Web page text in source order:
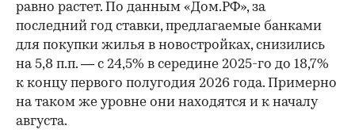
равно растет. По данным «Дом.РФ», за
последний год ставки, предлагаемые банками
для покупки жилья в новостройках, снизились
на 5,8 п.п. — с 24,5% в середине 2025-го до 18,7%
к концу первого полугодия 2026 года. Примерно
на таком же уровне они находятся и к началу
августа.